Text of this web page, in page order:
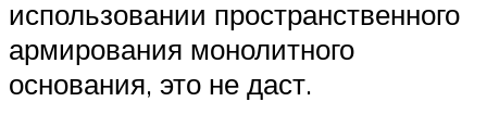
использовании пространственного
армирования монолитного
основания, это не даст.